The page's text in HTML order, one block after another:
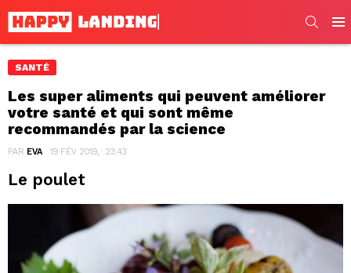
SANTÉ
Les super aliments qui peuvent améliorer
votre santé et qui sont même
recommandés par la science
PAR EVA 19 FÉV 2019, · 23:43
Le poulet